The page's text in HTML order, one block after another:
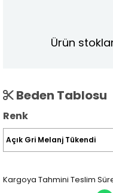
Ürün
Beden Tablosu
Renk
Kargoya Tahmini Teslim